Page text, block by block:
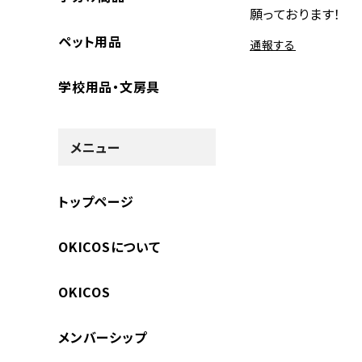
ペット用品
学校用品・文房具
メニュー
トップページ
OKICOSについて
OKICOS
メンバーシップ
願っております！
通報する